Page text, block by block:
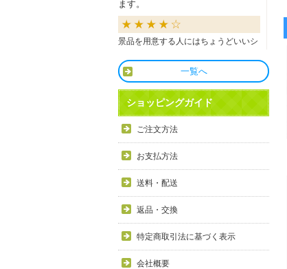
ます。
景品を用意する人にはちょうどいいシ
良かったです
商品も直ぐに届き、一つづづ丁寧に梱
まりのビンゴで利用しましたが、みん
な喜んでもらえました。
利用しやすい
目録景品をよく利用しています。豪華
す。手配が早いので便利です。
一覧へ
ショッピングガイド
ご注文方法
お支払方法
送料・配送
返品・交換
特定商取引法に基づく表示
会社概要